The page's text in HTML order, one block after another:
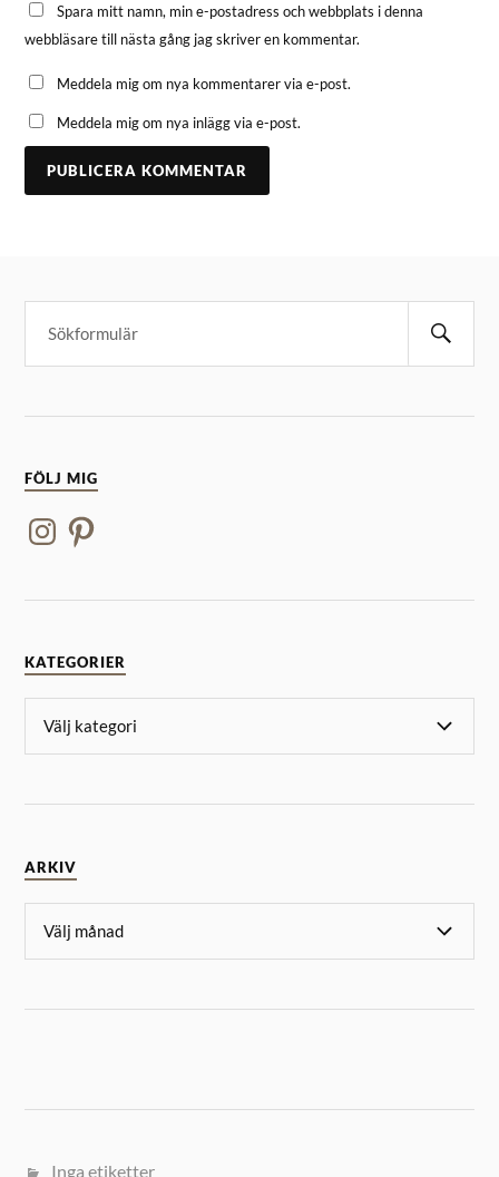
Spara mitt namn, min e-postadress och webbplats i denna
webbläsare till nästa gång jag skriver en kommentar.
Meddela mig om nya kommentarer via e-post.
Meddela mig om nya inlägg via e-post.
FÖLJ MIG
KATEGORIER
ARKIV
Inga etiketter